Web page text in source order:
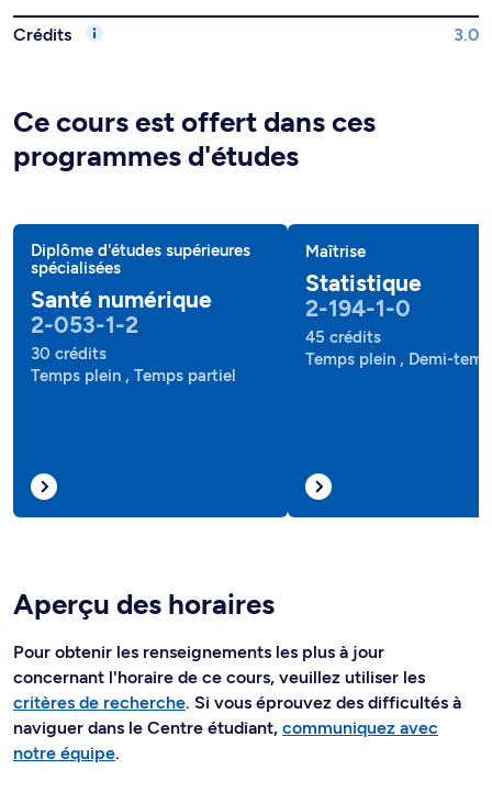
Crédits 3.0
Ce cours est offert dans ces
programmes d'études
Diplôme d'études supérieures
spécialisées
Santé numérique
2-053-1-2
30 crédits
Temps plein , Temps partiel
Maîtrise
Statistique
2-194-1-0
45 crédits
Temps plein , Demi-
Aperçu des horaires
Pour obtenir les renseignements les plus à jour
concernant l'horaire de ce cours, veuillez utiliser les
critères de recherche. Si vous éprouvez des difficultés à
naviguer dans le Centre étudiant, communiquez avec
notre équipe.